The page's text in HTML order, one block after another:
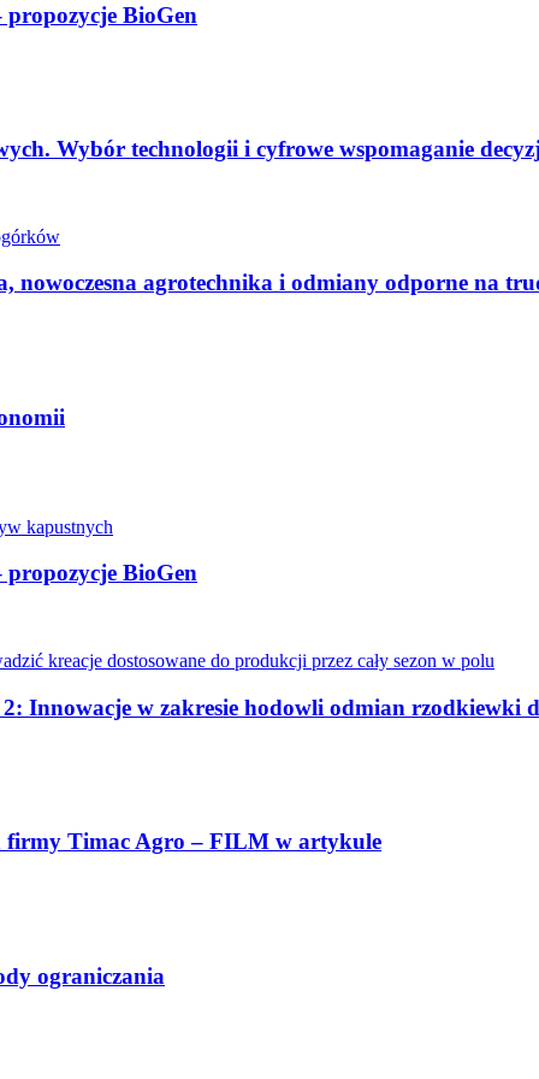
BioGen
Wybór technologii i cyfrowe wspomaganie
agrotechnika i odmiany odporne na
BioGen
Innowacje w zakresie hodowli odmian rzodkiewki
firmy Timac Agro – FILM w artykule
ograniczania